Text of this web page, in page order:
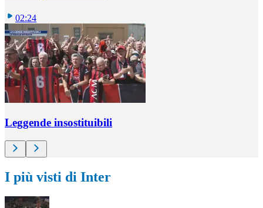
02:24
Leggende insostituibili
I più visti di Inter